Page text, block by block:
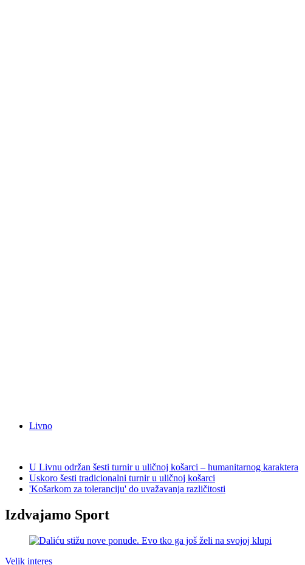
Livno
U Livnu održan šesti turnir u uličnoj košarci – humanitarnog karaktera
Uskoro šesti tradicionalni turnir u uličnoj košarci
'Košarkom za toleranciju' do uvažavanja različitosti
Izdvajamo Sport
Velik interes